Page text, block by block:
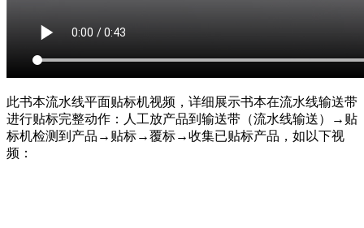
此书本流水线平面贴标机视频，详细展示书本在流水线输送带
进行贴标完整动作：人工放产品到输送带（流水线输送）→贴
标机检测到产品→贴标→覆标→收集已贴标产品，如以下视
频：